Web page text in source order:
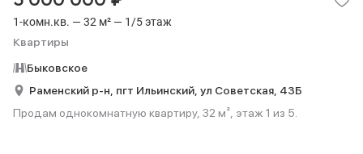
1-комн.кв. — 32 м² — 1/5 этаж
Квартиры
Быковское
Раменский р-н, пгт Ильинский, ул Советская, 43Б
Продам однокомнатную квартиру, 32 м², этаж 1 из 5.